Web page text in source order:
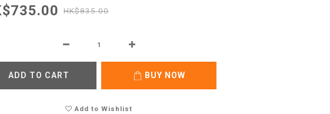
HK$835.00
ADD TO CART BUY NOW
Add to Wishlist